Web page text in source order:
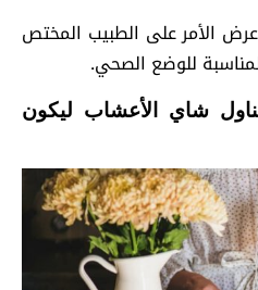
الأمر على الطبيب المختص
للوضع الصحي.
شاي الأعشاب ليكون